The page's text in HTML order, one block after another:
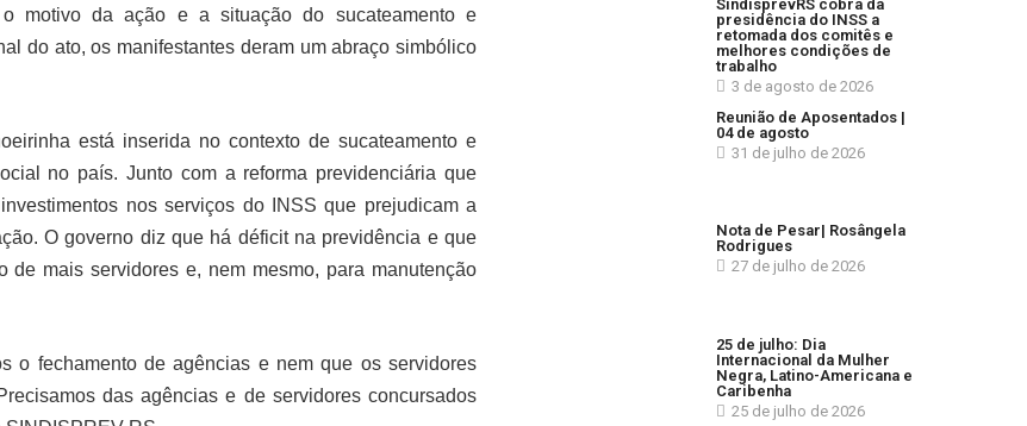
motivo da ação e a situação do sucateamento e
do ato, os manifestantes deram um abraço simbólico
está inserida no contexto de sucateamento e
no país. Junto com a reforma previdenciária que
nos serviços do INSS que prejudicam a
O governo diz que há déficit na previdência e que
de mais servidores e, nem mesmo, para manutenção
o fechamento de agências e nem que os servidores
das agências e de servidores concursados
SindisprevRS cobra da
presidência do INSS a
retomada dos comitês e
melhores condições de
trabalho
3 de agosto de 2026
Reunião de Aposentados |
04 de agosto
31 de julho de 2026
Nota de Pesar| Rosângela
Rodrigues
27 de julho de 2026
25 de julho: Dia
Internacional da Mulher
Negra, Latino-Americana e
Caribenha
25 de julho de 2026